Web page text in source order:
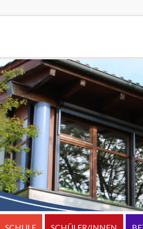
SCHULE SCHÜLER/INNEN